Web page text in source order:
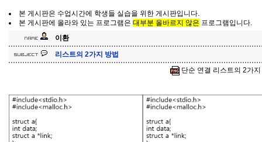
본 게시판은 수업시간에 학생들 실습을 위한 게시판입니다.
본 게시판에 올라와 있는 프로그램은 대부분 올바르지 않은 프로그램입니다.
이환
리스트의 2가지 방법
단순 연결 리스트의 2가